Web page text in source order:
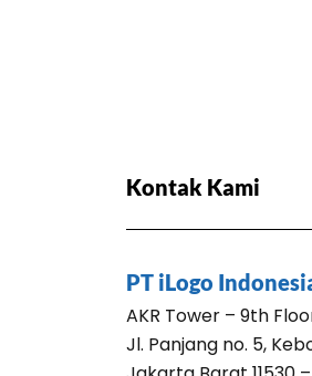
Kontak Kami
PT iLogo
AKR Tower – 9th
Jl. Panjang no. 5,